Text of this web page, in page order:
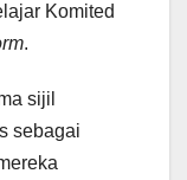
Komited
.
sijil
sebagai